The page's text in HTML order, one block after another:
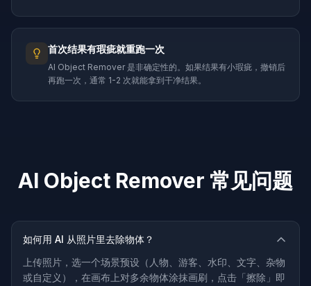
首次结果有瑕疵就重跑一次
AI Object Remover 是非确定性的。如果结果有小瑕疵，撤销后
再跑一次，通常 1-2 次就能拿到干净结果。
AI Object Remover 常见问题
如何用 AI 从照片里去除物体？
上传照片，选一个场景预设（人物、游客、水印、文字、杂物
或自定义），在画布上对多余物体涂抹画刷，点击「擦除」即